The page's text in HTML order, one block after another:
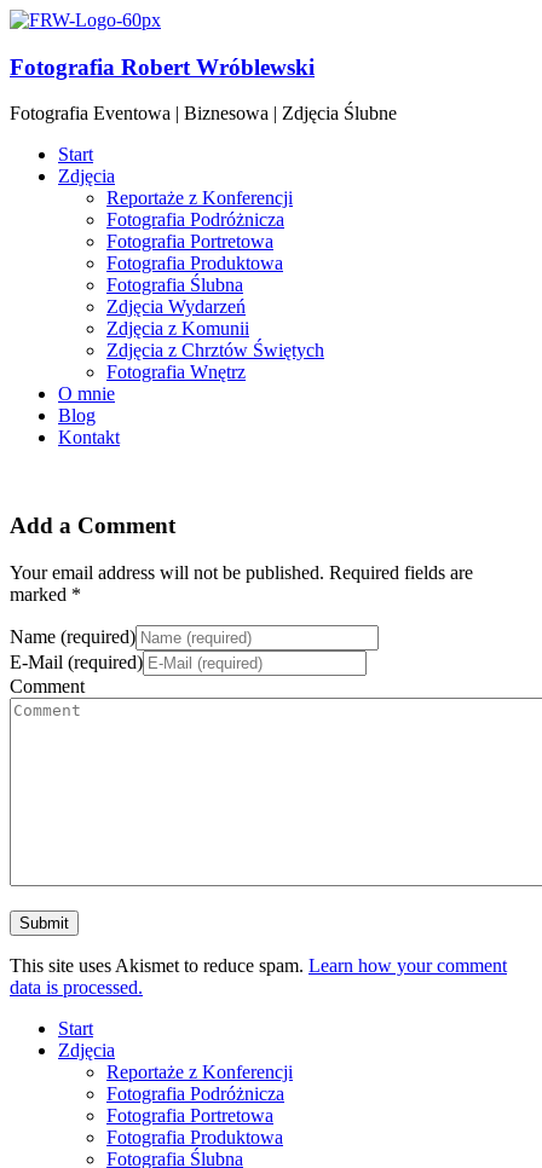
Fotografia Robert Wróblewski
Fotografia Eventowa | Biznesowa | Zdjęcia Ślubne
Start
Zdjęcia
Reportaże z Konferencji
Fotografia Podróżnicza
Fotografia Portretowa
Fotografia Produktowa
Fotografia Ślubna
Zdjęcia Wydarzeń
Zdjęcia z Komunii
Zdjęcia z Chrztów Świętych
Fotografia Wnętrz
O mnie
Blog
Kontakt
Add a Comment
Your email address will not be published. Required fields are
marked *
Name (required)
E-Mail (required)
Comment
This site uses Akismet to reduce spam. Learn how your comment
data is processed.
Start
Zdjęcia
Reportaże z Konferencji
Fotografia Podróżnicza
Fotografia Portretowa
Fotografia Produktowa
Fotografia Ślubna